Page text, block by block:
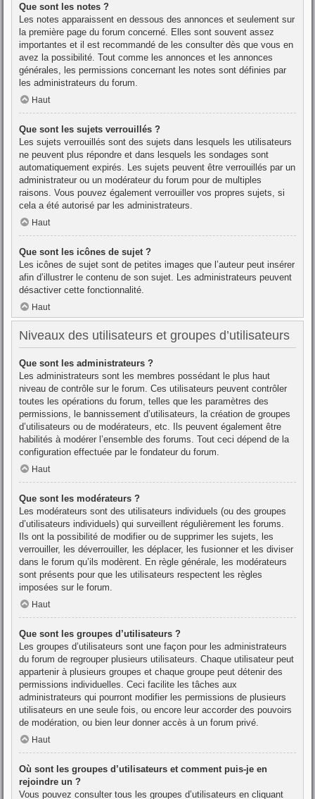
Que sont les notes ?
Les notes apparaissent en dessous des annonces et seulement sur
la première page du forum concerné. Elles sont souvent assez
importantes et il est recommandé de les consulter dès que vous en
avez la possibilité. Tout comme les annonces et les annonces
générales, les permissions concernant les notes sont définies par
les administrateurs du forum.
Haut
Que sont les sujets verrouillés ?
Les sujets verrouillés sont des sujets dans lesquels les utilisateurs
ne peuvent plus répondre et dans lesquels les sondages sont
automatiquement expirés. Les sujets peuvent être verrouillés par un
administrateur ou un modérateur du forum pour de multiples
raisons. Vous pouvez également verrouiller vos propres sujets, si
cela a été autorisé par les administrateurs.
Haut
Que sont les icônes de sujet ?
Les icônes de sujet sont de petites images que l’auteur peut insérer
afin d’illustrer le contenu de son sujet. Les administrateurs peuvent
désactiver cette fonctionnalité.
Haut
Niveaux des utilisateurs et groupes d’utilisateurs
Que sont les administrateurs ?
Les administrateurs sont les membres possédant le plus haut
niveau de contrôle sur le forum. Ces utilisateurs peuvent contrôler
toutes les opérations du forum, telles que les paramètres des
permissions, le bannissement d’utilisateurs, la création de groupes
d’utilisateurs ou de modérateurs, etc. Ils peuvent également être
habilités à modérer l’ensemble des forums. Tout ceci dépend de la
configuration effectuée par le fondateur du forum.
Haut
Que sont les modérateurs ?
Les modérateurs sont des utilisateurs individuels (ou des groupes
d’utilisateurs individuels) qui surveillent régulièrement les forums.
Ils ont la possibilité de modifier ou de supprimer les sujets, les
verrouiller, les déverrouiller, les déplacer, les fusionner et les diviser
dans le forum qu’ils modèrent. En règle générale, les modérateurs
sont présents pour que les utilisateurs respectent les règles
imposées sur le forum.
Haut
Que sont les groupes d’utilisateurs ?
Les groupes d’utilisateurs sont une façon pour les administrateurs
du forum de regrouper plusieurs utilisateurs. Chaque utilisateur peut
appartenir à plusieurs groupes et chaque groupe peut détenir des
permissions individuelles. Ceci facilite les tâches aux
administrateurs qui pourront modifier les permissions de plusieurs
utilisateurs en une seule fois, ou encore leur accorder des pouvoirs
de modération, ou bien leur donner accès à un forum privé.
Haut
Où sont les groupes d’utilisateurs et comment puis-je en
rejoindre un ?
Vous pouvez consulter tous les groupes d’utilisateurs en cliquant